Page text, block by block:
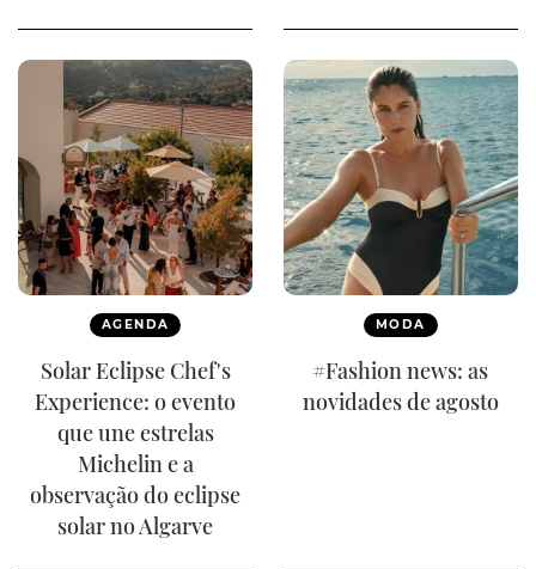
AGENDA
Solar Eclipse Chef's
Experience: o evento
que une estrelas
Michelin e a
observação do eclipse
solar no Algarve
MODA
#Fashion news: as
novidades de agosto